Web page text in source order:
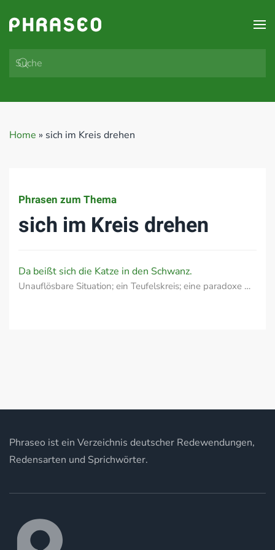
Zum Hauptinhalt springen
Home » sich im Kreis drehen
Phrasen zum Thema
sich im Kreis drehen
Da beißt sich die Katze in den Schwanz.
Unauflösbare Situation; ein Teufelskreis; eine paradoxe …
Phraseo ist ein Verzeichnis deutscher Redewendungen,
Redensarten und Sprichwörter.